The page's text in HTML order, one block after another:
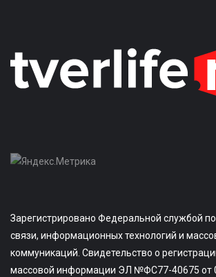
Зарегистрировано Федеральной службой
связи, информационных технологий и
коммуникаций. Свидетельство о
массовой информации ЭЛ №ФС77-40675 от